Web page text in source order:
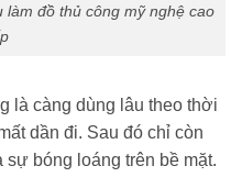
đồ thủ công mỹ nghệ cao
là càng dùng lâu theo thời
dần đi. Sau đó chỉ còn
sự bóng loáng trên bề mặt.